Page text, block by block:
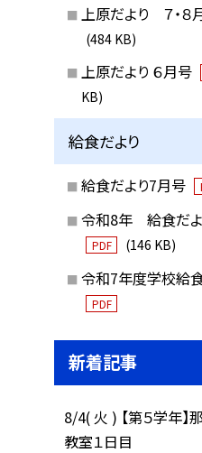
上原だより ７・８
(484 KB)
上原だより ６月号
KB)
給食だより
給食だより7月号
令和8年 給食だ
PDF (146 KB)
令和7年度学校給
PDF
新着記事
8/4( 火 ) 【第５学年】
教室１日目